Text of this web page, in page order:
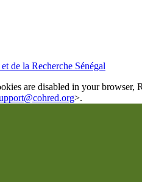
de la Recherche Sénégal
are disabled in your
>.